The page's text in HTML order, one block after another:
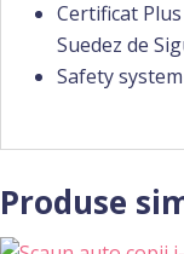
Certificat
Suedez de
Safety
Produse